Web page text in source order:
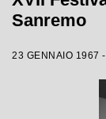
Sanremo
23 GENNAIO 1967